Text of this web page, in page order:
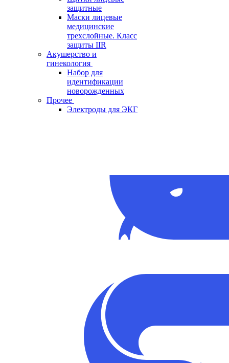
защитные
Маски лицевые
медицинские
трехслойные. Класс
защиты IIR
Акушерство и
гинекология
Набор для
идентификации
новорожденных
Прочее
Электроды для ЭКГ